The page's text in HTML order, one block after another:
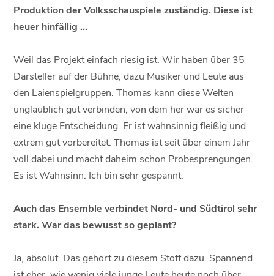
Produktion der Volksschauspiele zuständig. Diese ist
heuer hinfällig …
Weil das Projekt einfach riesig ist. Wir haben über 35
Darsteller auf der Bühne, dazu Musiker und Leute aus
den Laienspielgruppen. Thomas kann diese Welten
unglaublich gut verbinden, von dem her war es sicher
eine kluge Entscheidung. Er ist wahnsinnig fleißig und
extrem gut vorbereitet. Thomas ist seit über einem Jahr
voll dabei und macht daheim schon Probesprengungen.
Es ist Wahnsinn. Ich bin sehr gespannt.
Auch das Ensemble verbindet Nord- und Südtirol sehr
stark. War das bewusst so geplant?
Ja, absolut. Das gehört zu diesem Stoff dazu. Spannend